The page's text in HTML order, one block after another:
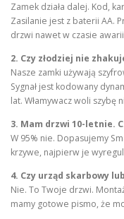
Zamek działa dalej. Kod,
Zasilanie jest z baterii AA.
drzwi nawet w czasie
2. Czy złodziej nie
Nasze zamki używają
Sygnał jest kodowany
lat. Włamywacz woli szybę
3. Mam drzwi 10-letnie.
W 95% nie. Dopasujemy
krzywe, najpierw je
4. Czy urząd skarbowy
Nie. To Twoje drzwi.
mamy gotowe pismo, że